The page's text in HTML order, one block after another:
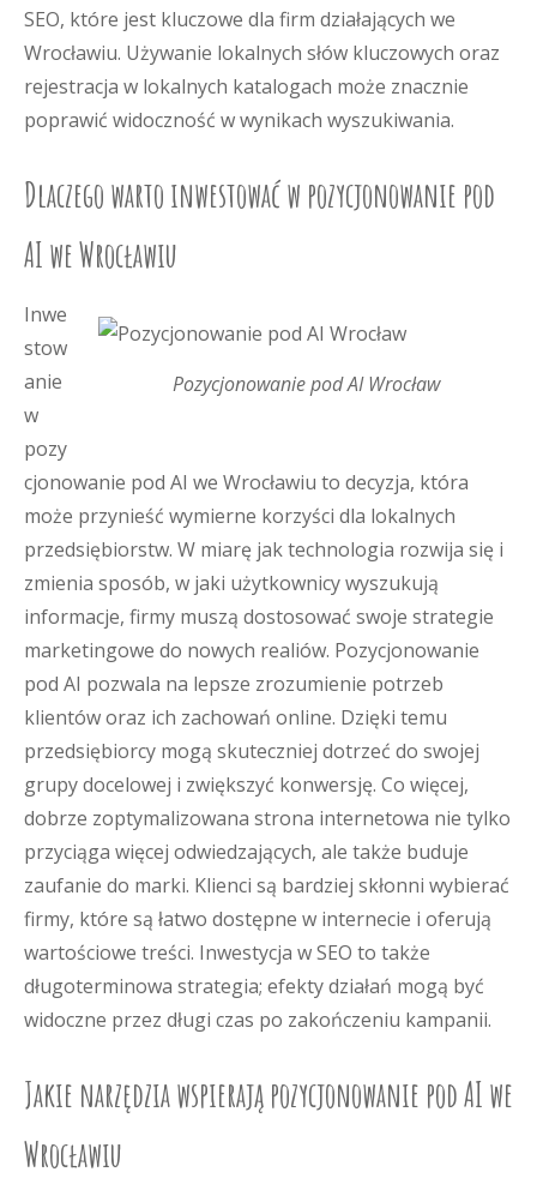
SEO, które jest kluczowe dla firm działających we
Wrocławiu. Używanie lokalnych słów kluczowych oraz
rejestracja w lokalnych katalogach może znacznie
poprawić widoczność w wynikach wyszukiwania.
Dlaczego warto inwestować w pozycjonowanie pod
AI we Wrocławiu
Pozycjonowanie pod AI Wrocław
Inwe
stow
anie
w
pozy
cjonowanie pod AI we Wrocławiu to decyzja, która
może przynieść wymierne korzyści dla lokalnych
przedsiębiorstw. W miarę jak technologia rozwija się i
zmienia sposób, w jaki użytkownicy wyszukują
informacje, firmy muszą dostosować swoje strategie
marketingowe do nowych realiów. Pozycjonowanie
pod AI pozwala na lepsze zrozumienie potrzeb
klientów oraz ich zachowań online. Dzięki temu
przedsiębiorcy mogą skuteczniej dotrzeć do swojej
grupy docelowej i zwiększyć konwersję. Co więcej,
dobrze zoptymalizowana strona internetowa nie tylko
przyciąga więcej odwiedzających, ale także buduje
zaufanie do marki. Klienci są bardziej skłonni wybierać
firmy, które są łatwo dostępne w internecie i oferują
wartościowe treści. Inwestycja w SEO to także
długoterminowa strategia; efekty działań mogą być
widoczne przez długi czas po zakończeniu kampanii.
Jakie narzędzia wspierają pozycjonowanie pod AI we
Wrocławiu